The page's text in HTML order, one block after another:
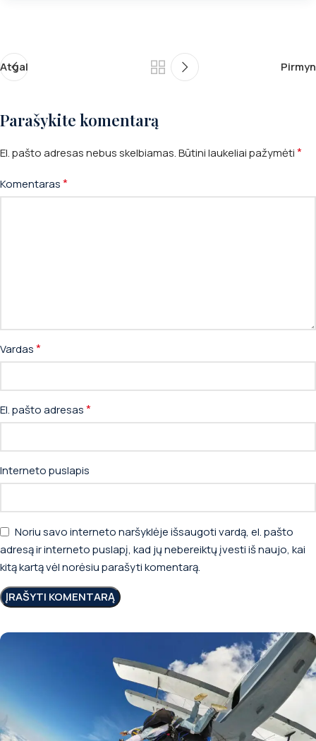
Atgal Pirmyn
Parašykite komentarą
El. pašto adresas nebus skelbiamas.Būtini laukeliai pažymėti*
Komentaras*
Vardas*
El. pašto adresas*
Interneto puslapis
Noriu savo interneto naršyklėje išsaugoti vardą, el. pašto
adresą ir interneto puslapį, kad jų nebereiktų įvesti iš naujo, kai
kitą kartą vėl norėsiu parašyti komentarą.